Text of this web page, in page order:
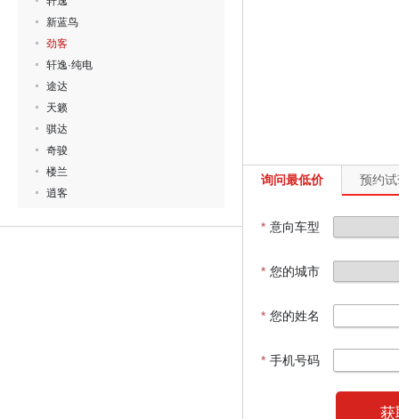
新蓝鸟
劲客
轩逸·纯电
途达
天籁
骐达
奇骏
楼兰
逍客
询问最低价 预约
* 意向车型
* 您的城市
* 您的姓名
* 手机号码
获